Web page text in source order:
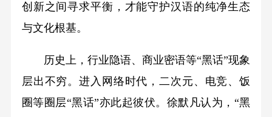
创新之间寻求平衡，才能守护汉语的纯净生态
与文化根基。
历史上，行业隐语、商业密语等“黑话”现象
层出不穷。进入网络时代，二次元、电竞、饭
圈等圈层“黑话”亦此起彼伏。徐默凡认为，“黑